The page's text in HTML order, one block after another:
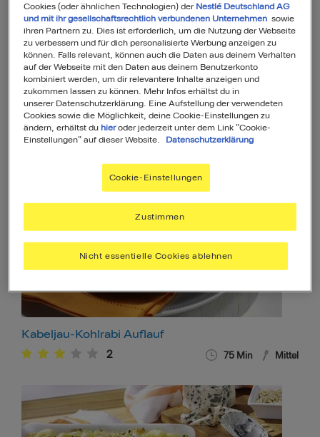
Blumenkohl im Nussmantel
Kabeljau-Kohlrabi Auflauf
2 75 Min Mittel
Cookies (oder ähnlichen Technologien) der Nestlé Deutschland AG
und mit ihr gesellschaftsrechtlich verbundenen Unternehmen sowie
ihren Partnern zu. Dies ist erforderlich, um die Nutzung der Webseite
zu verbessern und für dich personalisierte Werbung anzeigen zu
können. Falls relevant, können auch die Daten aus deinem Verhalten
auf der Webseite mit den Daten aus deinem Benutzerkonto
kombiniert werden, um dir relevantere Inhalte anzeigen und
zukommen lassen zu können. Mehr Infos erhältst du in
unserer Datenschutzerklärung. Eine Aufstellung der verwendeten
Cookies sowie die Möglichkeit, deine Cookie-Einstellungen zu
ändern, erhältst duhieroder jederzeit unter dem Link "Cookie-
Einstellungen" auf dieser Website.
Datenschutzerklärung
Cookie-Einstellungen
Nicht essentielle Cookies ablehnen
Zustimmen